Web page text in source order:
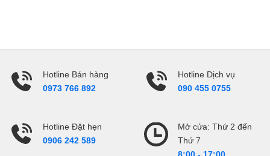
Hotline Bán hàng
0973 766 892
Hotline Dịch vụ
090 455 0755
Hotline Đặt hẹn
0906 242 589
Mở cửa: Thứ 2 đến
Thứ 7